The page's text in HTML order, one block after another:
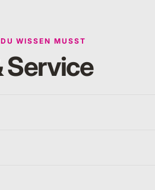
WISSEN MUSST
Service